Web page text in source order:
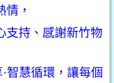
情，
支持、感謝新竹物
智慧循環，讓每個